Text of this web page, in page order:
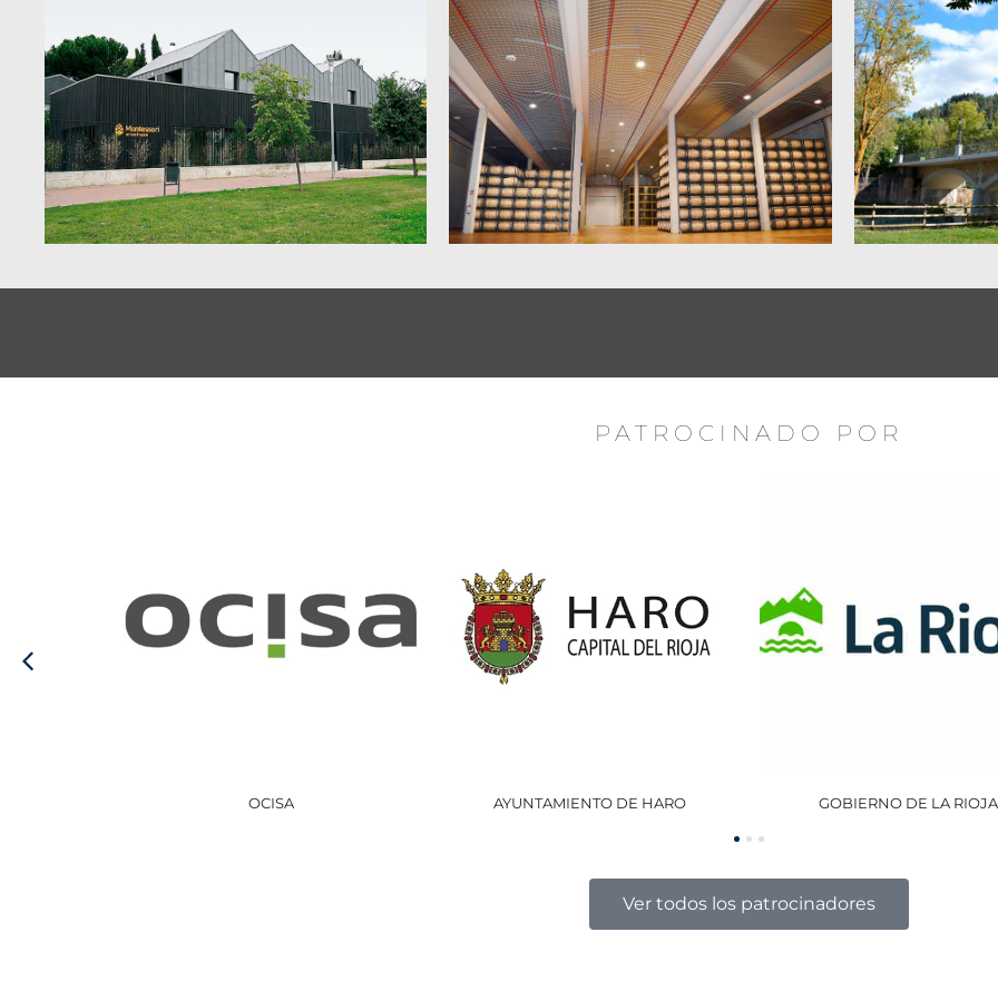
PATROCINADO POR
AYUNTAMIENTO DE HARO GOBIERNO DE LA RIOJA OCISA
Ver todos los patrocinadores